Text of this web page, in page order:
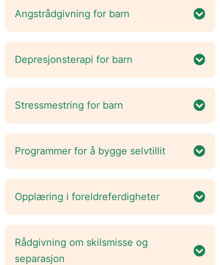
Angstrådgivning for barn
Depresjonsterapi for barn
Stressmestring for barn
Programmer for å bygge selvtillit
Opplæring i foreldreferdigheter
Rådgivning om skilsmisse og
separasjon